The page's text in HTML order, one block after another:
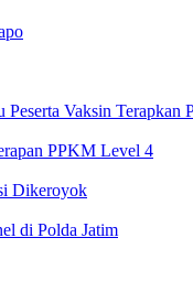
Vaksin Terapkan
PPKM Level 4
Dikeroyok
di Polda Jatim